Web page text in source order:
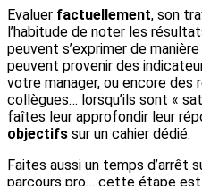
Evaluer factuellement, son
l’habitude de noter les
peuvent s’exprimer de
peuvent provenir des
votre manager, ou encore
collègues… lorsqu’ils sont «
faîtes leur approfondir leur
objectifs sur un cahier dédié.
Faites aussi un temps d’arrêt
parcours pro… cette étape